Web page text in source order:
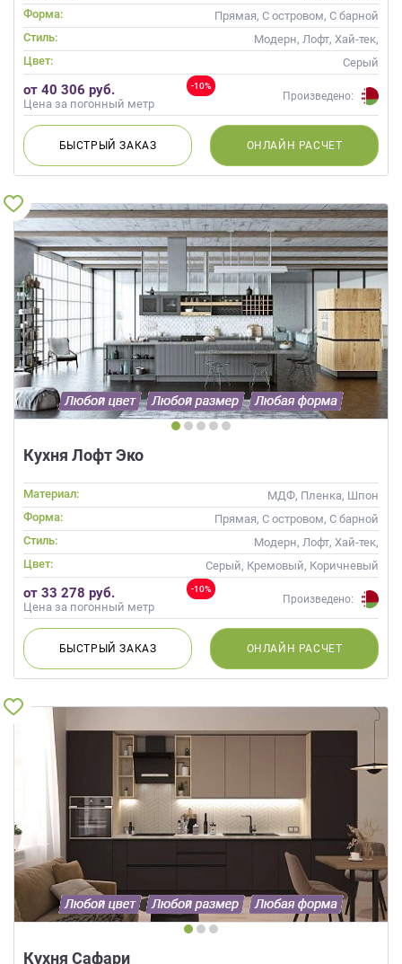
Форма:
Прямая, С островом, С барной
стойкой
Стиль:
Модерн, Лофт, Хай-тек,
Современные
Цвет: Серый
-10%
от 40 306 руб.
Цена за погонный метр
Произведено:
БЫСТРЫЙЗАКАЗ ОНЛАЙН РАСЧЕТ
Кухня Лофт Эко
Материал:
МДФ, Пленка, Шпон
Форма:
Прямая, С островом, С барной
стойкой
Стиль:
Модерн, Лофт, Хай-тек,
Современные
Цвет: Серый, Кремовый, Коричневый
-10%
от 33 278 руб.
Цена за погонный метр
Произведено:
БЫСТРЫЙЗАКАЗ ОНЛАЙН РАСЧЕТ
Кухня Сафари